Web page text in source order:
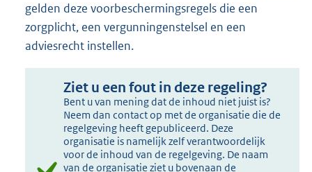
gelden deze voorbeschermingsregels die een
zorgplicht, een vergunningenstelsel en een
adviesrecht instellen.
Ziet u een fout in deze regeling?
Bent u van mening dat de inhoud niet juist is?
Neem dan contact op met de organisatie die de
regelgeving heeft gepubliceerd. Deze
organisatie is namelijk zelf verantwoordelijk
voor de inhoud van de regelgeving. De naam
van de organisatie ziet u bovenaan de